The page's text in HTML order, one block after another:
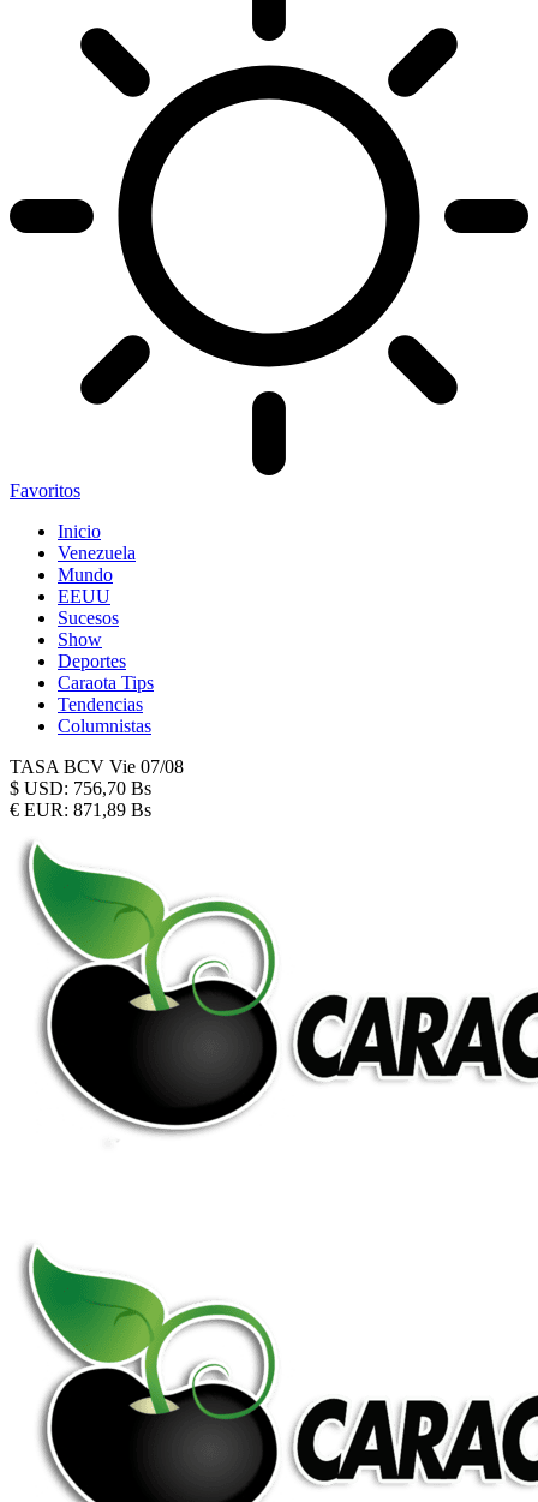
Favoritos
Inicio
Venezuela
Mundo
EEUU
Sucesos
Show
Deportes
Caraota Tips
Tendencias
Columnistas
TASA BCV Vie 07/08
$ USD: 756,70 Bs
€ EUR: 871,89 Bs